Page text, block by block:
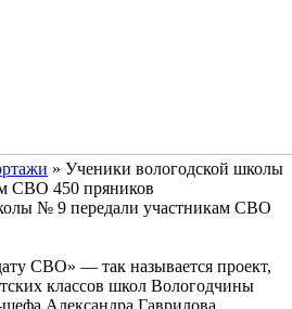
» Ученики вологодской школы
СВО 450 пряников
№ 9 передали участникам СВО
СВО» — так называется проект,
классов школ Вологодчины
Александра Гаврилова